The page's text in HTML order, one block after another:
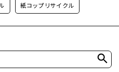
資料ダウンロード
メルマガ登録
紙コップリサイクル